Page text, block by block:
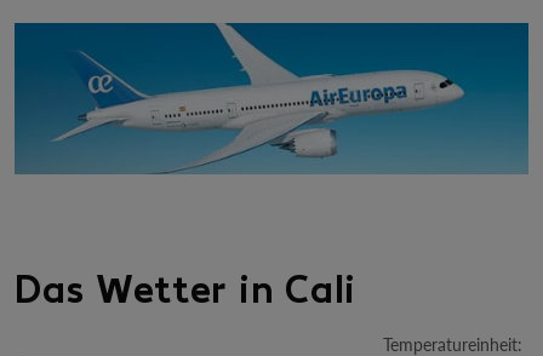
Das Wetter in Cali
Temperatureinheit: